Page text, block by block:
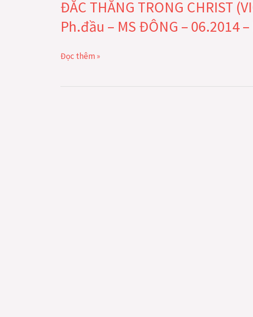
ĐẮC THẮNG TRONG CHRIST
Ph.đầu – MS ĐÔNG – 06.2014 –
TRONG
CHRIST
(VICTORY
CHRIST)
–
Đọc thêm »